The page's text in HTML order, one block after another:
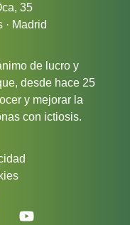
35
Madrid
de lucro y
desde hace 25
y mejorar la
con ictiosis.